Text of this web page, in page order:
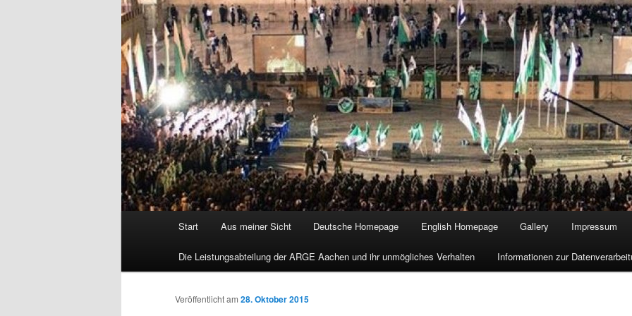
Start Aus meiner Sicht Deutsche Homepage English Homepage Gallery Impressum
Die Leistungsabteilung der ARGE Aachen und ihr unmögliches Verhalten Informationen zur
Veröffentlicht am 28. Oktober 2015